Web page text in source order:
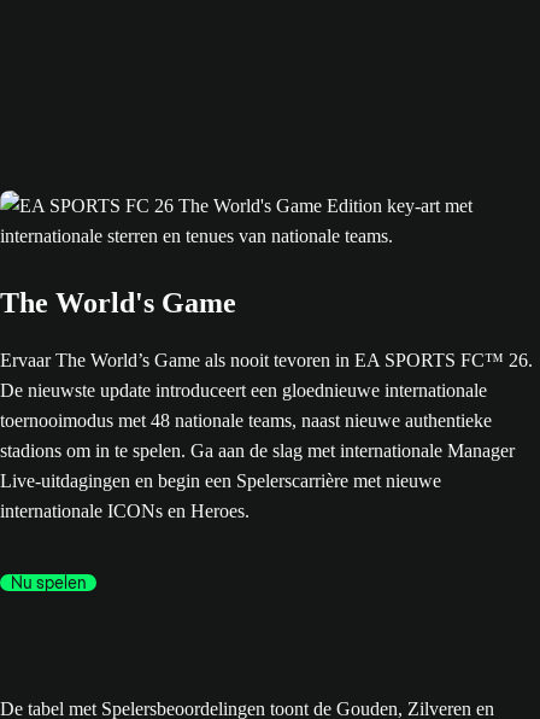
The World's Game
Ervaar The World’s Game als nooit tevoren in EA SPORTS FC™ 26.
De nieuwste update introduceert een gloednieuwe internationale
toernooimodus met 48 nationale teams, naast nieuwe authentieke
stadions om in te spelen. Ga aan de slag met internationale Manager
Live-uitdagingen en begin een Spelerscarrière met nieuwe
internationale ICONs en Heroes.
Nu spelen
De tabel met Spelersbeoordelingen toont de Gouden, Zilveren en